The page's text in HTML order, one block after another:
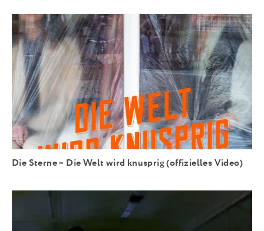
Die Sterne – Die Welt wird knusprig (offizielles Video)